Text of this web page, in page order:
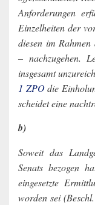
Anforderungen
Einzelheiten der
diesen im
– nachzugehen.
insgesamt
1 ZPOdie
scheidet eine
b)
Soweit das
Senats bezogen
eingesetzte
worden sei